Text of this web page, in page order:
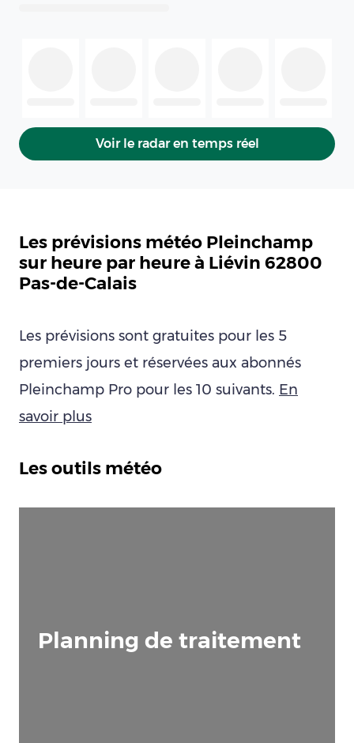
Voir le radar en temps réel
Les prévisions météo Pleinchamp
sur heure par heure à Liévin 62800
Pas-de-Calais
Les prévisions sont gratuites pour les 5
premiers jours et réservées aux abonnés
Pleinchamp Pro pour les 10 suivants. En
savoir plus
Les outils météo
Planning de traitement